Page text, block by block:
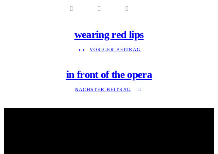
wearing red lips
VORIGER BEITRAG
in front of the opera
NÄCHSTER BEITRAG